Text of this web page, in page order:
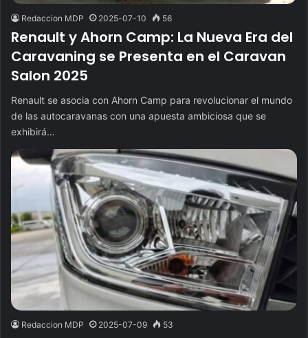
Redaccion MDP 2025-07-10 56
Renault y Ahorn Camp: La Nueva Era del
Caravaning se Presenta en el Caravan
Salon 2025
Renault se asocia con Ahorn Camp para revolucionar el mundo
de las autocaravanas con una apuesta ambiciosa que se
exhibirá…
Redaccion MDP 2025-07-09 53